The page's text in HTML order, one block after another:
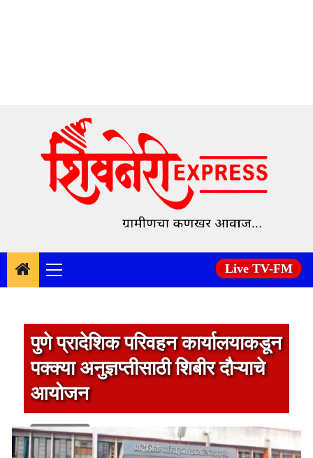
content
Primary
Menu
Live TV-FM
पुणे प्रादेशिक परिवहन कार्यालयाकडून
पक्क्या अनुज्ञप्तीसाठी शिबीर दौऱ्याचे
आयोजन
1 min read